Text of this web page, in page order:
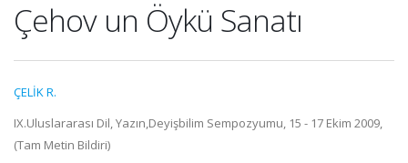
Çehov un Öykü Sanatı
ÇELİK R.
IX.Uluslararası Dil, Yazın,Deyişbilim Sempozyumu, 15 - 17 Ekim 2009,
(Tam Metin Bildiri)